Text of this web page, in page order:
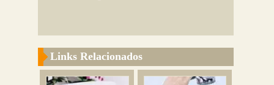
Links Relacionados